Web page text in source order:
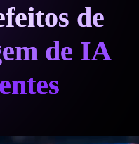
de
de IA